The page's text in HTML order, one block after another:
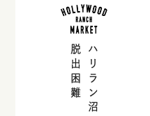
ハリラン沼
脱出困難